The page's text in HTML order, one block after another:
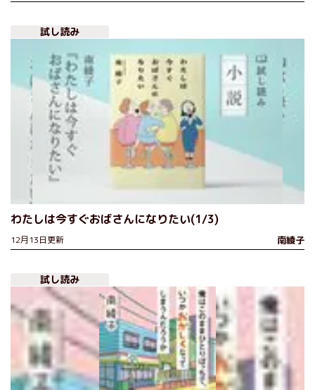
試し読み
わたしは今すぐおばさんになりたい(1/3)
12月13日更新 南綾子
試し読み